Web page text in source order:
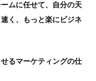
ムに任せて、自分の天
く、もっと楽にビジネ
るマーケティングの仕